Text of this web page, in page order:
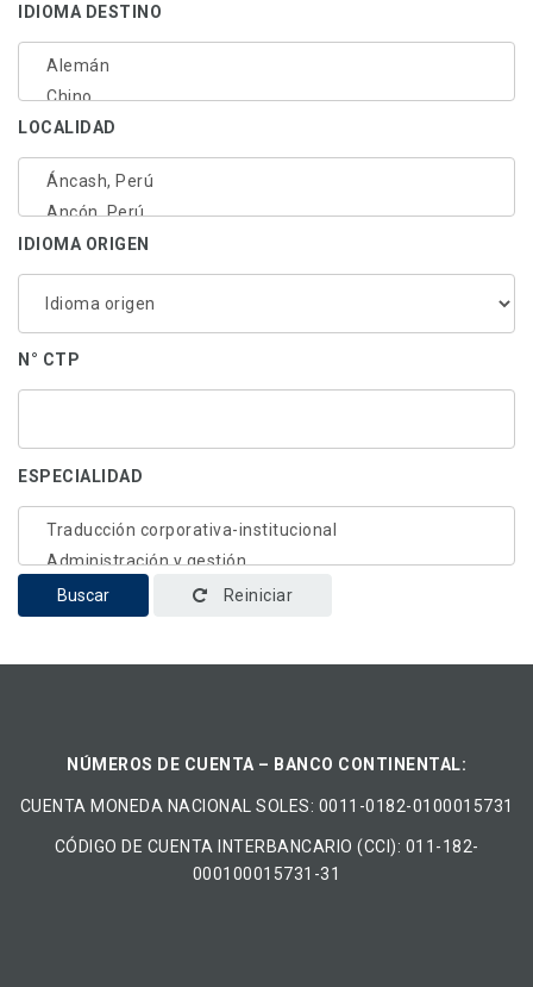
IDIOMA DESTINO
LOCALIDAD
IDIOMA ORIGEN
N° CTP
ESPECIALIDAD
Buscar Reiniciar
NÚMEROS DE CUENTA – BANCO CONTINENTAL:
CUENTA MONEDA NACIONAL​ ​SOLES​: 0011-0182-0100015731
CÓDIGO DE CUENTA INTERBANCARIO (CCI): 011-182-
000100015731-31